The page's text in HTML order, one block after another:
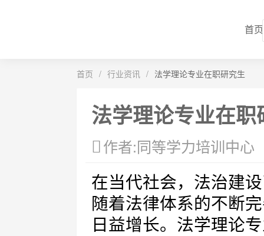
首页
首页 / 行业资讯 / 法学理论专业在职研究生
法学理论专业在职
作者:同等学力培训中心
在当代社会，法治建
随着法律体系的不断
日益增长。法学理论